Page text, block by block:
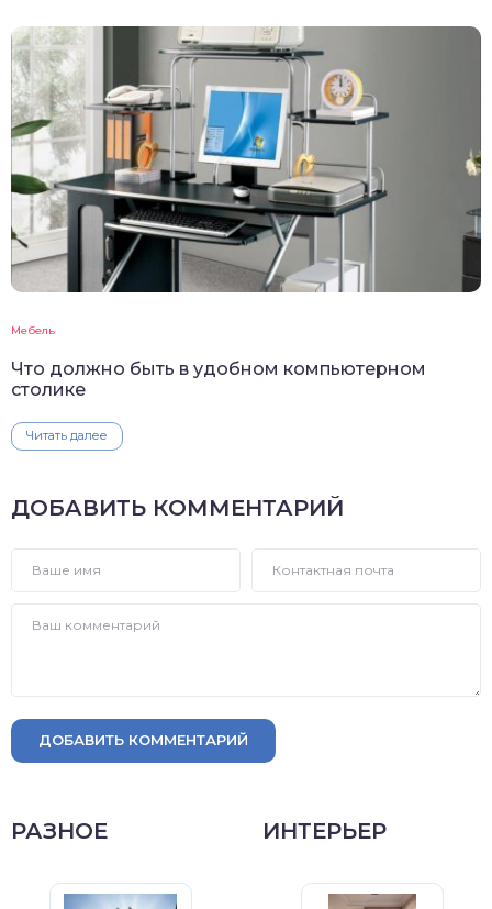
Мебель
Что должно быть в удобном компьютерном
столике
Читать далее
ДОБАВИТЬ КОММЕНТАРИЙ
ДОБАВИТЬ КОММЕНТАРИЙ
РАЗНОЕ ИНТЕРЬЕР